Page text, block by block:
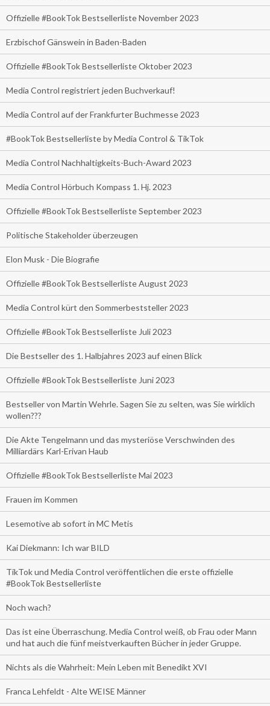
Offizielle #BookTok Bestsellerliste November 2023
Erzbischof Gänswein in Baden-Baden
Offizielle #BookTok Bestsellerliste Oktober 2023
Media Control registriert jeden Buchverkauf!
Media Control auf der Frankfurter Buchmesse 2023
#BookTok Bestsellerliste by Media Control & TikTok
Media Control Nachhaltigkeits-Buch-Award 2023
Media Control Hörbuch Kompass 1. Hj. 2023
Offizielle #BookTok Bestsellerliste September 2023
Politische Stakeholder überzeugen
Elon Musk - Die Biografie
Offizielle #BookTok Bestsellerliste August 2023
Media Control kürt den Sommerbeststeller 2023
Offizielle #BookTok Bestsellerliste Juli 2023
Die Bestseller des 1. Halbjahres 2023 auf einen Blick
Offizielle #BookTok Bestsellerliste Juni 2023
Bestseller von Martin Wehrle. Sagen Sie zu selten, was Sie wirklich
wollen???
Die Akte Tengelmann und das mysteriöse Verschwinden des
Milliardärs Karl-Erivan Haub
Offizielle #BookTok Bestsellerliste Mai 2023
Frauen im Kommen
Lesemotive ab sofort in MC Metis
Kai Diekmann: Ich war BILD
TikTok und Media Control veröffentlichen die erste offizielle
#BookTok Bestsellerliste
Noch wach?
Das ist eine Überraschung. Media Control weiß, ob Frau oder Mann
und hat auch die fünf meistverkauften Bücher in jeder Gruppe.
Nichts als die Wahrheit: Mein Leben mit Benedikt XVI
Franca Lehfeldt - Alte WEISE Männer